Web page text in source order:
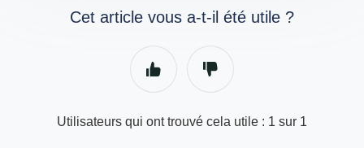
Cet article vous a-t-il été utile ?
Utilisateurs qui ont trouvé cela utile : 1 sur 1